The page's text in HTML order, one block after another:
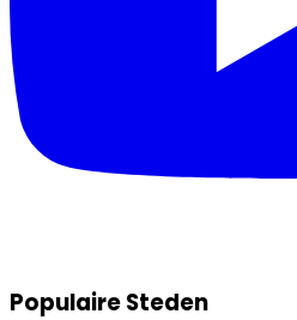
Populaire Steden